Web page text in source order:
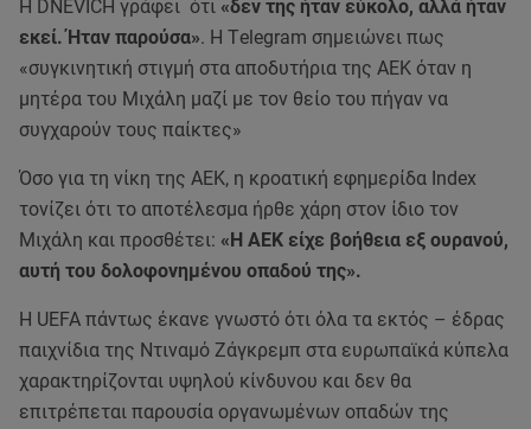
Η DNEVICH γράφει ότι «δεν της ήταν εύκολο, αλλά ήταν
εκεί. Ήταν παρούσα». Η Τelegram σημειώνει πως
«συγκινητική στιγμή στα αποδυτήρια της ΑΕΚ όταν η
μητέρα του Μιχάλη μαζί με τον θείο του πήγαν να
συγχαρούν τους παίκτες»
Όσο για τη νίκη της ΑΕΚ, η κροατική εφημερίδα Index
τονίζει ότι το αποτέλεσμα ήρθε χάρη στον ίδιο τον
Μιχάλη και προσθέτει: «Η ΑΕΚ είχε βοήθεια εξ ουρανού,
αυτή του δολοφονημένου οπαδού της».
Η UEFA πάντως έκανε γνωστό ότι όλα τα εκτός – έδρας
παιχνίδια της Ντιναμό Ζάγκρεμπ στα ευρωπαϊκά κύπελα
χαρακτηρίζονται υψηλού κίνδυνου και δεν θα
επιτρέπεται παρουσία οργανωμένων οπαδών της